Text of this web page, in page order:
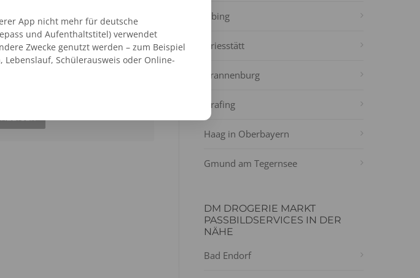
Obing
Griesstätt
Brannenburg
Grafing
Haag in Oberbayern
Gmund am Tegernsee
DM DROGERIE MARKT
PASSBILDSERVICES IN DER
NÄHE
Bad Endorf
App nicht mehr für deutsche
und Aufenthaltstitel) verwendet
Zwecke genutzt werden – zum Beispiel
Schülerausweis oder Online-